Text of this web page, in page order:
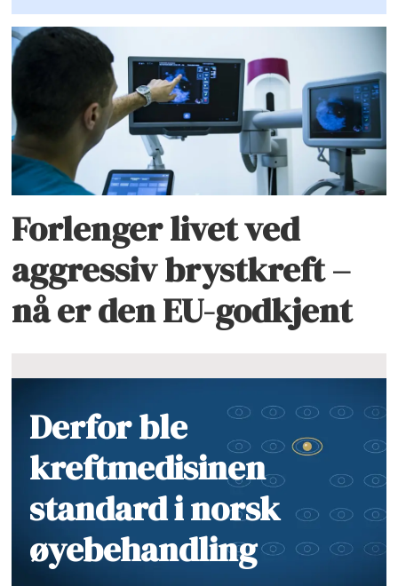
Forlenger livet ved
aggressiv brystkreft –
nå er den EU-godkjent
Derfor ble
kreftmedisinen
standard i norsk
øyebehandling